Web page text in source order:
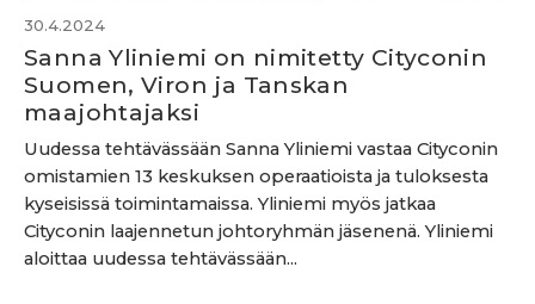
30.4.2024
Sanna Yliniemi on nimitetty Cityconin
Suomen, Viron ja Tanskan
maajohtajaksi
Uudessa tehtävässään Sanna Yliniemi vastaa Cityconin
omistamien 13 keskuksen operaatioista ja tuloksesta
kyseisissä toimintamaissa. Yliniemi myös jatkaa
Cityconin laajennetun johtoryhmän jäsenenä. Yliniemi
aloittaa uudessa tehtävässään...